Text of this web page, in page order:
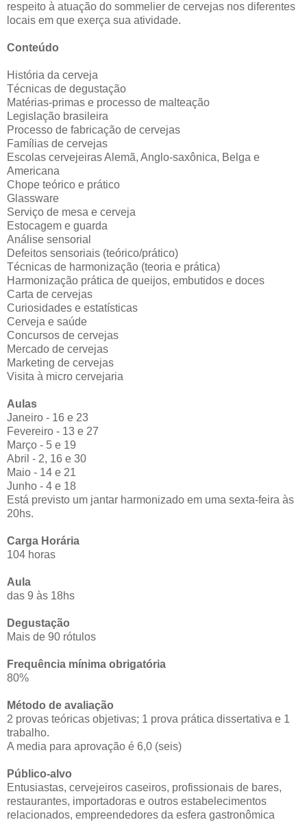
respeito à atuação do sommelier de cervejas nos diferentes
locais em que exerça sua atividade.
Conteúdo
História da cerveja
Técnicas de degustação
Matérias-primas e processo de malteação
Legislação brasileira
Processo de fabricação de cervejas
Famílias de cervejas
Escolas cervejeiras Alemã, Anglo-saxônica, Belga e
Americana
Chope teórico e prático
Glassware
Serviço de mesa e cerveja
Estocagem e guarda
Análise sensorial
Defeitos sensoriais (teórico/prático)
Técnicas de harmonização (teoria e prática)
Harmonização prática de queijos, embutidos e doces
Carta de cervejas
Curiosidades e estatísticas
Cerveja e saúde
Concursos de cervejas
Mercado de cervejas
Marketing de cervejas
Visita à micro cervejaria
Aulas
Janeiro - 16 e 23
Fevereiro - 13 e 27
Março - 5 e 19
Abril - 2, 16 e 30
Maio - 14 e 21
Junho - 4 e 18
Está previsto um jantar harmonizado em uma sexta-feira às
20hs.
Carga Horária
104 horas
Aula
das 9 às 18hs
Degustação
Mais de 90 rótulos
Frequência mínima obrigatória
80%
Método de avaliação
2 provas teóricas objetivas; 1 prova prática dissertativa e 1
trabalho.
A media para aprovação é 6,0 (seis)
Público-alvo
Entusiastas, cervejeiros caseiros, profissionais de bares,
restaurantes, importadoras e outros estabelecimentos
relacionados, empreendedores da esfera gastronômica